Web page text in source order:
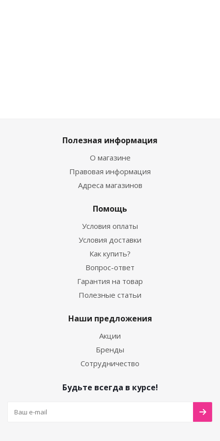
Полезная информация
О магазине
Правовая информация
Адреса магазинов
Помощь
Условия оплаты
Условия доставки
Как купить?
Вопрос-ответ
Гарантия на товар
Полезные статьи
Наши предложения
Акции
Бренды
Сотрудничество
Будьте всегда в курсе!